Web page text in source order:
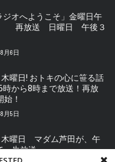
オへようこそ」金曜日午
再放送 日曜日 午後３
月6日
曜日! おトキの心に笹る話
時から8時まで放送！再放
！
月5日
曜日 マダム芦田が、午
、生放送